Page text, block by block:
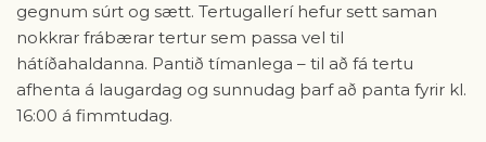
gegnum súrt og sætt. Tertugallerí hefur sett saman
nokkrar frábærar tertur sem passa vel til
hátíðahaldanna. Pantið tímanlega – til að fá tertu
afhenta á laugardag og sunnudag þarf að panta fyrir kl.
16:00 á fimmtudag.